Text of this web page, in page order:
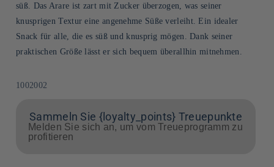
süß. Das Arare ist zart mit Zucker überzogen, was seiner
knusprigen Textur eine angenehme Süße verleiht. Ein idealer
Snack für alle, die es süß und knusprig mögen. Dank seiner
praktischen Größe lässt er sich bequem überallhin mitnehmen.
SKU:
1002002
Sammeln Sie {loyalty_points} Treuepunkte
Melden Sie sich an, um vom Treueprogramm zu
profitieren